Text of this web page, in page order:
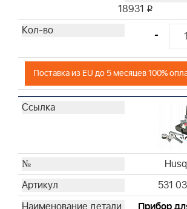
18931 i
-
Поставка из EU до 5 месяцев 100%
531